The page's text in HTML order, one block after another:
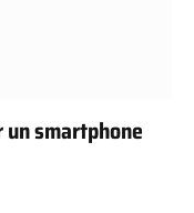
un smartphone